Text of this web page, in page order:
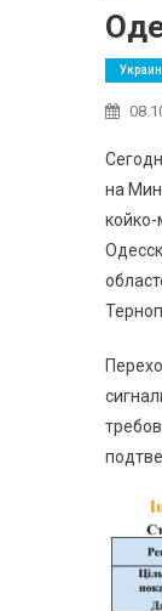
на
койко-